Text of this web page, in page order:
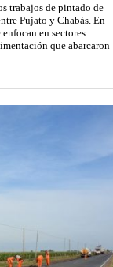
trabajos de pintado de
Pujato y Chabás. En
en sectores
que abarcaron